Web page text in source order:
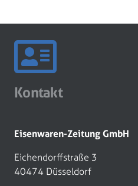
Kontakt
Eisenwaren-Zeitung GmbH
Eichendorffstraße 3
40474 Düsseldorf